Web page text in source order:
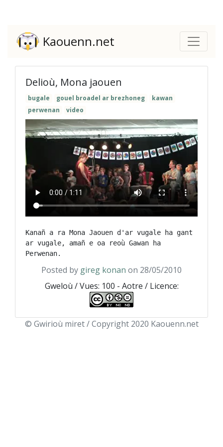
Kaouenn.net
Delioù, Mona jaouen
bugale gouel broadel ar brezhoneg
kawan
perwenan
video
Kanañ a ra Mona Jaouen d'ar vugale ha gant
ar vugale, amañ e oa reoù Gawan ha
Posted by gireg konan on 28/05/2010
Gweloù / Vues: 100 - Aotre / Licence:
© Gwirioù miret / Copyright 2020 Kaouenn.net